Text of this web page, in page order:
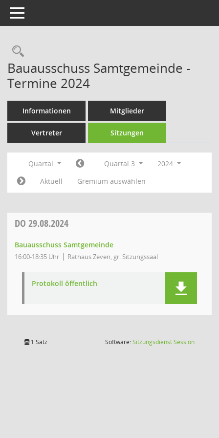
Toggle navigation
Rechercheauswahl
Bauausschuss Samtgemeinde -
Termine 2024
Informationen Mitglieder
Vertreter Sitzungen
Quartal Quartal 3
2024
Aktuell
Gremium auswählen
DO 29.08.2024
Bauausschuss Samtgemeinde
16:00-18:35 Uhr Rathaus Zeven, gr. Sitzungssaal
Protokoll öffentlich
1 Satz Software:SitzungsdienstSession(Wird in